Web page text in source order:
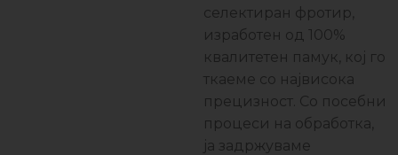
селектиран фротир,
изработен од 100%
квалитетен памук, кој го
ткаеме со највисока
прецизност. Со посебни
процеси на обработка,
ја задржуваме